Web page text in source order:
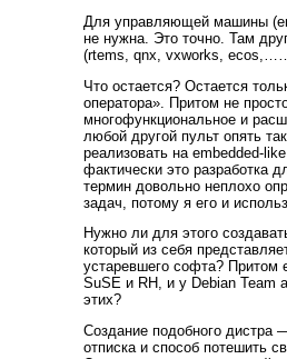
Для управляющей машины
не нужна. Это точно. Там
(rtems, qnx, vxworks,
Что остается? Остается
оператора». Притом не
многофункциональное и
любой другой пульт опять
реализовать на embedded-
фактически это разработка
термин довольно неплохо
задач, потому я его и
Нужно ли для этого
который из себя
устаревшего софта? Притом
SuSE и RH, и у Debian Team
этих?
Создание подобного дистра
отписка и способ потешить